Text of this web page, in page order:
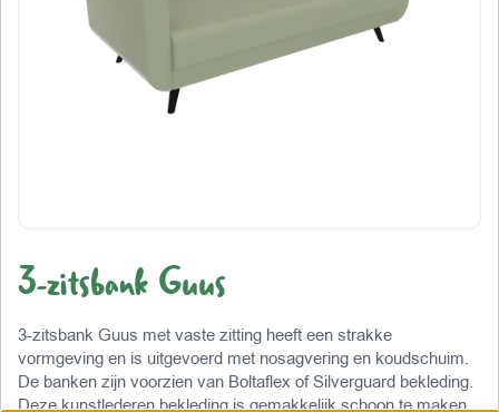
3-zitsbank Guus
3-zitsbank Guus met vaste zitting heeft een strakke
vormgeving en is uitgevoerd met nosagvering en koudschuim.
De banken zijn voorzien van Boltaflex of Silverguard bekleding.
Deze kunstlederen bekleding is gemakkelijk schoon te maken,